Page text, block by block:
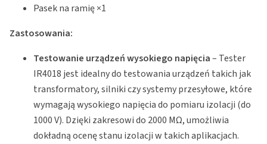
Pasek na ramię ×1
Zastosowania:
Testowanie urządzeń wysokiego napięcia– Tester
IR4018 jest idealny do testowania urządzeń takich jak
transformatory, silniki czy systemy przesyłowe, które
wymagają wysokiego napięcia do pomiaru izolacji (do
1000 V). Dzięki zakresowi do 2000 MΩ, umożliwia
dokładną ocenę stanu izolacji w takich aplikacjach.